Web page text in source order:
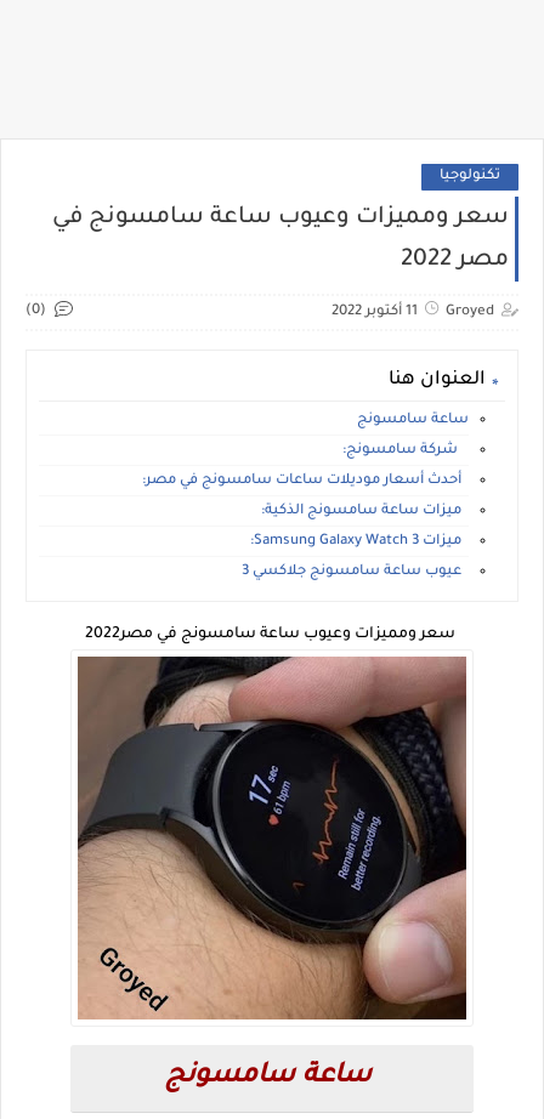
تكنولوجيا
سعر ومميزات وعيوب ساعة سامسونج في
مصر 2022
Groyed 11 أكتوبر 2022 (0)
العنوان هنا
ساعة سامسونج
شركة سامسونج:
أحدث أسعار موديلات ساعات سامسونج في مصر:
ميزات ساعة سامسونج الذكية:
ميزات Samsung Galaxy Watch 3:
عيوب ساعة سامسونج جلاكسي 3
سعر ومميزات وعيوب ساعة سامسونج في مصر2022
ساعة سامسونج